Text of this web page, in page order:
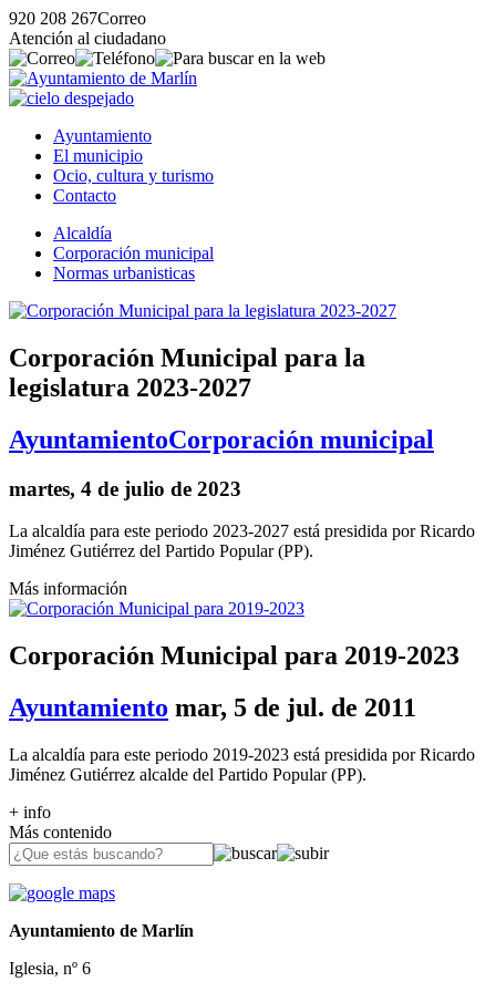
920 208 267Correo
Atención al ciudadano
Ayuntamiento
El municipio
Ocio, cultura y turismo
Contacto
Alcaldía
Corporación municipal
Normas urbanisticas
Corporación Municipal para la
legislatura 2023-2027
AyuntamientoCorporación municipal
martes, 4 de julio de 2023
La alcaldía para este periodo 2023-2027 está presidida por Ricardo
Jiménez Gutiérrez del Partido Popular (PP).
Más información
Corporación Municipal para 2019-2023
Ayuntamiento mar, 5 de jul. de 2011
La alcaldía para este periodo 2019-2023 está presidida por Ricardo
Jiménez Gutiérrez alcalde del Partido Popular (PP).
+ info
Más contenido
Ayuntamiento de Marlín
Iglesia, nº 6